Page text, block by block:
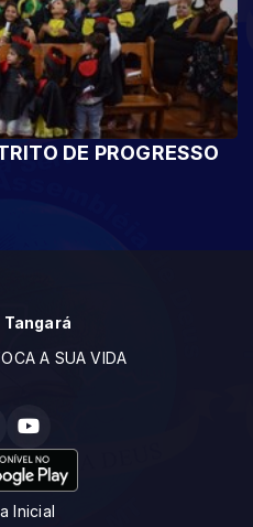
DE PROGRESSO
A SUA VIDA
Inicial